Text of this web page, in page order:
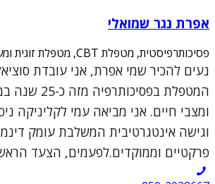
אפרת נגר שמואלי
פסיכותרפיסטית, מטפלת CBT, מטפלת זוגית ומשפחתית
נעים להכיר שמי אפרת, אני עובדת
המטפלת
ומצבי חיים. אני מביאה עמי לקליניקה
וגישה אינטגרטיבית המשלבת עומק
פרקטיים וממוקדים.לפעמים, הצעד